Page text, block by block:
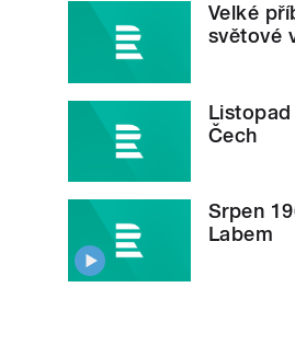
Velké
světové
Listopad
Čech
Srpen
Labem